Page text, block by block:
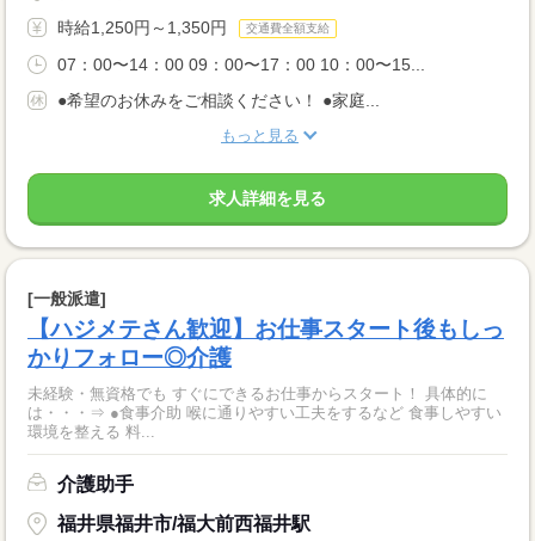
時給1,250円～1,350円 交通費全額支給
07：00〜14：00 09：00〜17：00 10：00〜15...
●希望のお休みをご相談ください！ ●家庭...
もっと見る
求人詳細を見る
[一般派遣]
【ハジメテさん歓迎】お仕事スタート後もしっ
かりフォロー◎介護
未経験・無資格でも すぐにできるお仕事からスタート！ 具体的に
は・・・⇒ ●食事介助 喉に通りやすい工夫をするなど 食事しやすい
環境を整える 料...
介護助手
福井県福井市/福大前西福井駅